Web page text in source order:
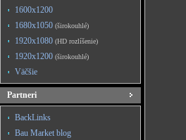
1600x1200
1680x1050 (širokouhlé)
1920x1080 (HD rozlíšenie)
1920x1200 (širokouhlé)
Väčšie
Partneri
BackLinks
Bau Market blog